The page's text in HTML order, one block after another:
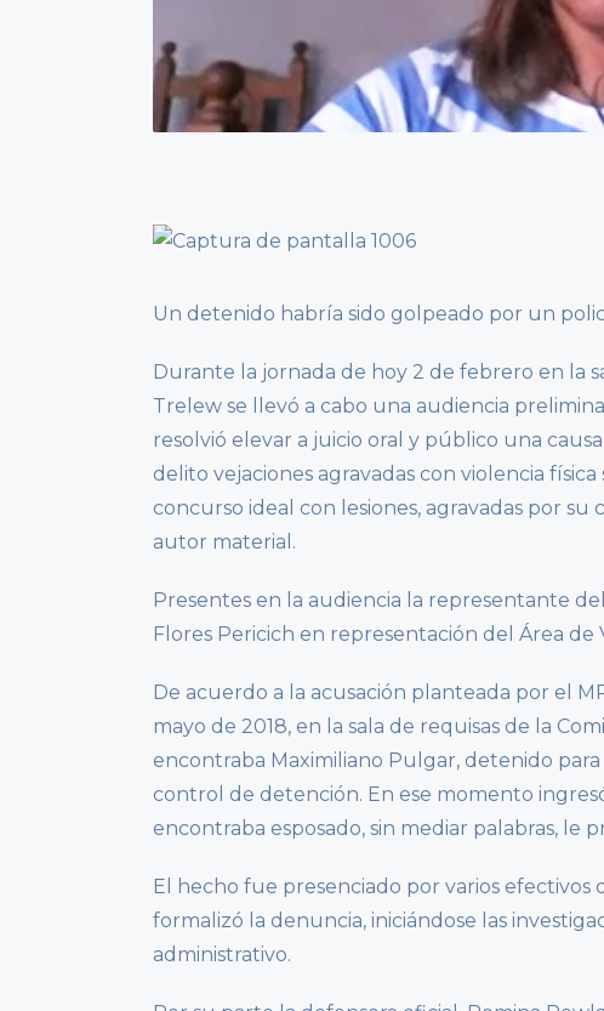
Un detenido habría sido golpeado por un
Durante la jornada de hoy 2 de febrero en la
Trelew se llevó a cabo una audiencia
resolvió elevar a juicio oral y público una
delito vejaciones agravadas con violencia
concurso ideal con lesiones, agravadas por
autor material.
Presentes en la audiencia la representante
Flores Pericich en representación del Área
De acuerdo a la acusación planteada por el
mayo de 2018, en la sala de requisas de la
encontraba Maximiliano Pulgar, detenido
control de detención. En ese momento
encontraba esposado, sin mediar palabras, le
El hecho fue presenciado por varios
formalizó la denuncia, iniciándose las
administrativo.